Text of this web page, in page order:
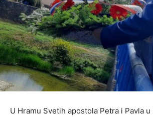
U Hramu Svetih apostola Petra i Pavla u